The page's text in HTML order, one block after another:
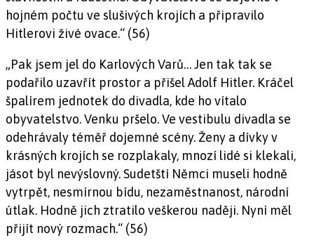
hojném počtu ve slušivých krojích a připravilo
Hitlerovi živé ovace.“ (56)
„Pak jsem jel do Karlových Varů… Jen tak tak se
podařilo uzavřít prostor a přišel Adolf Hitler. Kráčel
špalírem jednotek do divadla, kde ho vítalo
obyvatelstvo. Venku pršelo. Ve vestibulu divadla se
odehrávaly téměř dojemné scény. Ženy a dívky v
krásných krojích se rozplakaly, mnozí lidé si klekali,
jásot byl nevýslovný. Sudetští Němci museli hodně
vytrpět, nesmírnou bídu, nezaměstnanost, národní
útlak. Hodně jich ztratilo veškerou naději. Nyní měl
přijít nový rozmach.“ (56)